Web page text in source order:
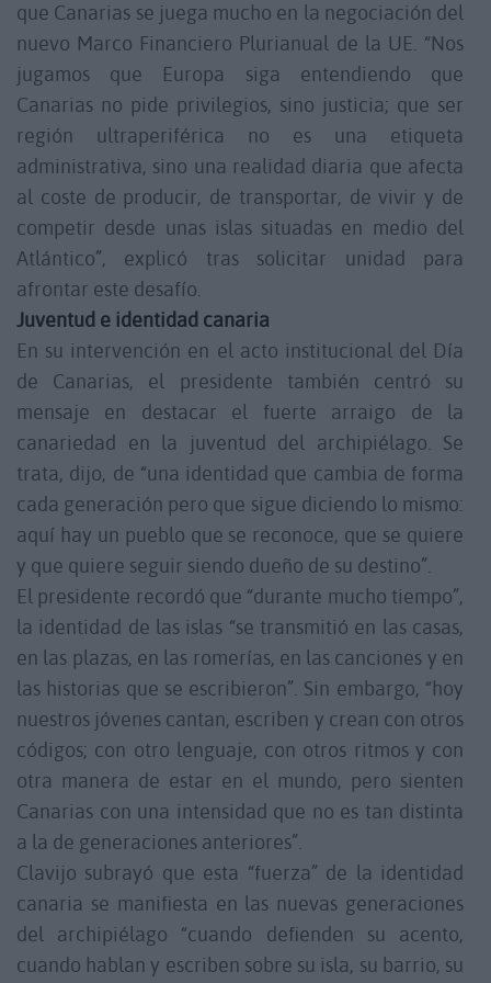
que Canarias se juega mucho en la negociación del
nuevo Marco Financiero Plurianual de la UE. “Nos
jugamos que Europa siga entendiendo que
Canarias no pide privilegios, sino justicia; que ser
región ultraperiférica no es una etiqueta
administrativa, sino una realidad diaria que afecta
al coste de producir, de transportar, de vivir y de
competir desde unas islas situadas en medio del
Atlántico”, explicó tras solicitar unidad para
afrontar este desafío.
Juventud e identidad canaria
En su intervención en el acto institucional del Día
de Canarias, el presidente también centró su
mensaje en destacar el fuerte arraigo de la
canariedad en la juventud del archipiélago. Se
trata, dijo, de “una identidad que cambia de forma
cada generación pero que sigue diciendo lo mismo:
aquí hay un pueblo que se reconoce, que se quiere
y que quiere seguir siendo dueño de su destino”.
El presidente recordó que “durante mucho tiempo”,
la identidad de las islas “se transmitió en las casas,
en las plazas, en las romerías, en las canciones y en
las historias que se escribieron”. Sin embargo, “hoy
nuestros jóvenes cantan, escriben y crean con otros
códigos; con otro lenguaje, con otros ritmos y con
otra manera de estar en el mundo, pero sienten
Canarias con una intensidad que no es tan distinta
a la de generaciones anteriores”.
Clavijo subrayó que esta “fuerza” de la identidad
canaria se manifiesta en las nuevas generaciones
del archipiélago “cuando defienden su acento,
cuando hablan y escriben sobre su isla, su barrio, su